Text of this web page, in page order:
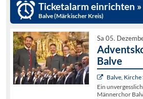
Ticketalarm einrichten »
Balve (Märkischer Kreis)
Sa 05.
Balve
Balve, Kirche
Ein
Männerchor